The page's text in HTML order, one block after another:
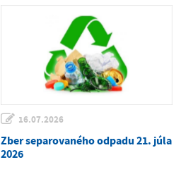
16.07.2026
Zber separovaného odpadu 21. júla
2026